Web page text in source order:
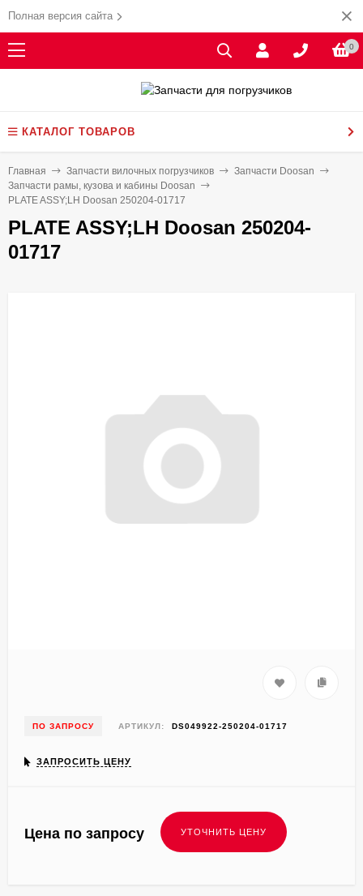
Полная версия сайта
0
КАТАЛОГ ТОВАРОВ
Главная Запчасти вилочных погрузчиков
Запчасти Doosan
Запчасти рамы, кузова и кабины Doosan
PLATE ASSY;LH Doosan 250204-01717
PLATE ASSY;LH Doosan 250204-
01717
ПО ЗАПРОСУ АРТИКУЛ: DS049922-250204-01717
ЗАПРОСИТЬ ЦЕНУ
Цена по запросу